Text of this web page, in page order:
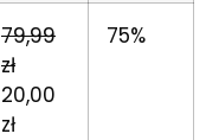
79,99
zł
20,00
zł
75%